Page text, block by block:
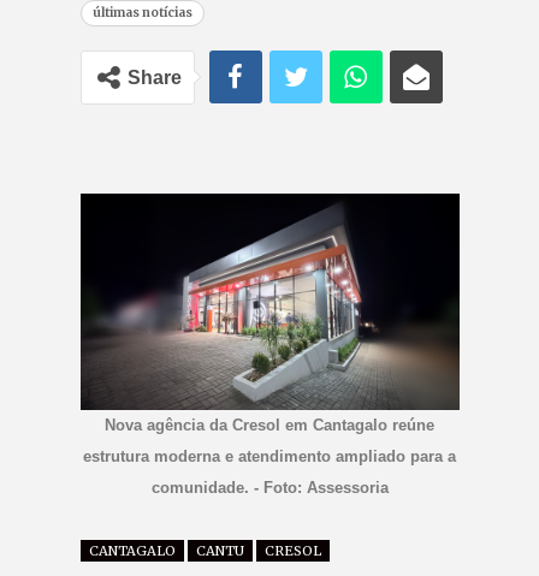
últimas notícias
Share
Nova agência da Cresol em Cantagalo reúne
estrutura moderna e atendimento ampliado para a
comunidade. - Foto: Assessoria
CANTAGALO CANTU CRESOL